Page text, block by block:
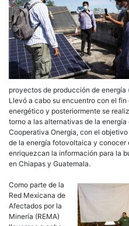
proyectos de producción de
Llevó a cabo su encuentro con el
energético y posteriormente se
torno a las alternativas de la
Cooperativa Onergia, con el
de la energía fotovoltaica y conocer
enriquezcan la información para la
en Chiapas y Guatemala.
Como parte de la
Red Mexicana de
Afectados por la
Minería (REMA)